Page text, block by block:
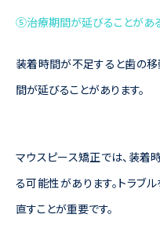
⑤治療期間が延びることがあ
装着時間が不足すると歯の
間が延びることがあります。
マウスピース矯正では、装
る可能性があります。トラブ
直すことが重要です。